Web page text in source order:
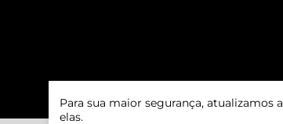
Para sua maior segurança, atualizamos a
elas.